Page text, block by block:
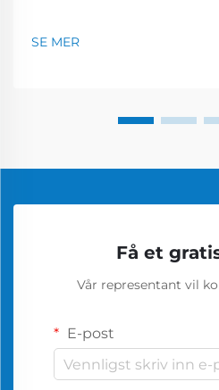
SE MER
Få et
Vår representant vil
E-post